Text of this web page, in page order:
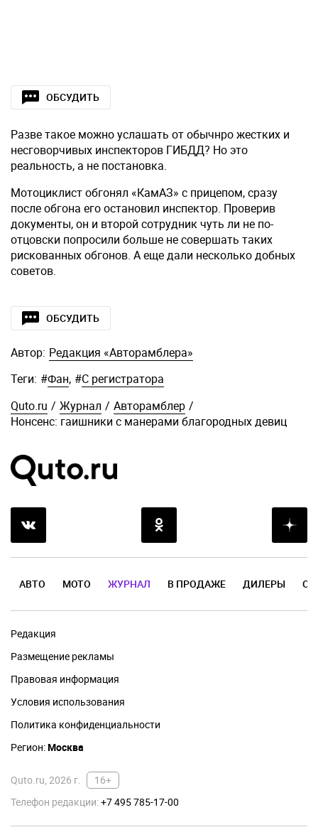
ОБСУДИТЬ
Разве такое можно услашать от обычнро жестких и
несговорчивых инспекторов ГИБДД? Но это
реальность, а не постановка.
Мотоциклист обгонял «КамАЗ» с прицепом, сразу
после обгона его остановил инспектор. Проверив
документы, он и второй сотрудник чуть ли не по-
отцовски попросили больше не совершать таких
рискованных обгонов. А еще дали несколько добных
советов.
ОБСУДИТЬ
Автор: Редакция «Авторамблера»
Теги: #Фан, #С регистратора
Quto.ru / Журнал / Авторамблер /
Нонсенс: гаишники с манерами благородных девиц
АВТО МОТО ЖУРНАЛ В ПРОДАЖЕ ДИЛЕРЫ
Редакция
Размещение рекламы
Правовая информация
Условия использования
Политика конфиденциальности
Регион:Москва
Quto.ru, 2026 г.
16+
Телефон редакции:+7 495 785-17-00